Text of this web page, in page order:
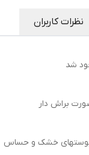
نظرات کاربران
شد
براش دار
خشک و حساس